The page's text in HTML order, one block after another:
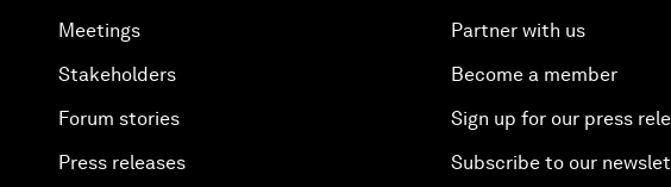
Meetings
Stakeholders
Forum stories
Press releases
Partner with us
Become a member
Sign up for our press
Subscribe to our